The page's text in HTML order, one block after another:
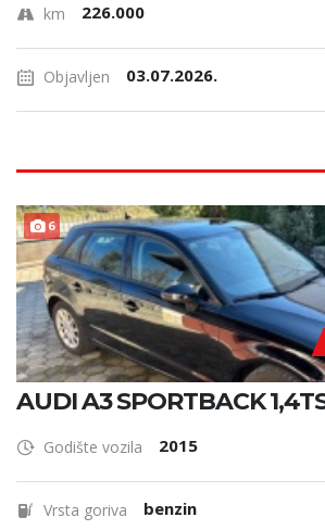
km 226.000
Objavljen 03.07.2026.
6
AUDI A3 SPORTBACK
Godište vozila 2015
Vrsta goriva benzin